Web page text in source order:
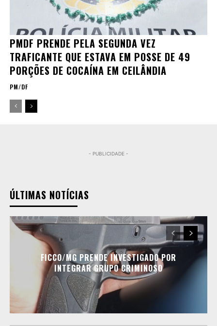
PMDF PRENDE PELA SEGUNDA VEZ
TRAFICANTE QUE ESTAVA EM POSSE DE 49
PORÇÕES DE COCAÍNA EM CEILÂNDIA
PM/DF
- PUBLICIDADE -
ÚLTIMAS NOTÍCIAS
FICCO/MG PRENDE INVESTIGADO POR
INTEGRAR GRUPO CRIMINOSO